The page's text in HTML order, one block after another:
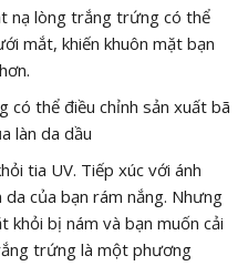
nạ lòng trắng trứng có thể
mắt, khiến khuôn mặt bạn
có thể điều chỉnh sản xuất bã
làn da dầu
tia UV. Tiếp xúc với ánh
của bạn rám nắng. Nhưng
khỏi bị nám và bạn muốn cải
trứng là một phương